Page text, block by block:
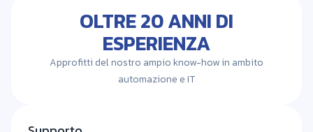
OLTRE 20 ANNI DI
ESPERIENZA
Approfitti del nostro ampio know-how in ambito
automazione e IT